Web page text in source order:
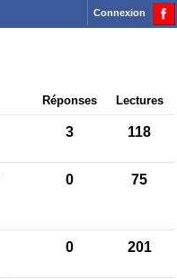
Connexion
Réponses Lectures
3 118
0 75
0 201